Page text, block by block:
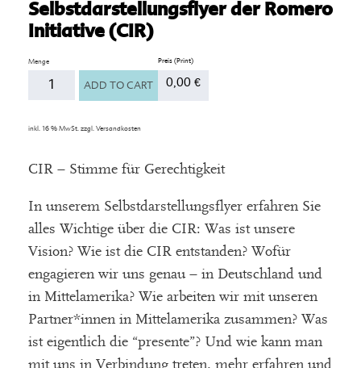
Selbstdarstellungsflyer der Romero
Initiative (CIR)
Anzahl
ADD TO CART 0,00 €
inkl. 16 % MwSt. zzgl. Versandkosten
CIR – Stimme für Gerechtigkeit
In unserem Selbstdarstellungsflyer erfahren Sie
alles Wichtige über die CIR: Was ist unsere
Vision? Wie ist die CIR entstanden? Wofür
engagieren wir uns genau – in Deutschland und
in Mittelamerika? Wie arbeiten wir mit unseren
Partner*innen in Mittelamerika zusammen? Was
ist eigentlich die “presente”? Und wie kann man
mit uns in Verbindung treten, mehr erfahren und